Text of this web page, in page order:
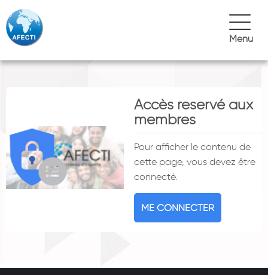
Menu
Accès reservé aux
membres
Pour afficher le contenu de
cette page, vous devez être
connecté.
ME CONNECTER